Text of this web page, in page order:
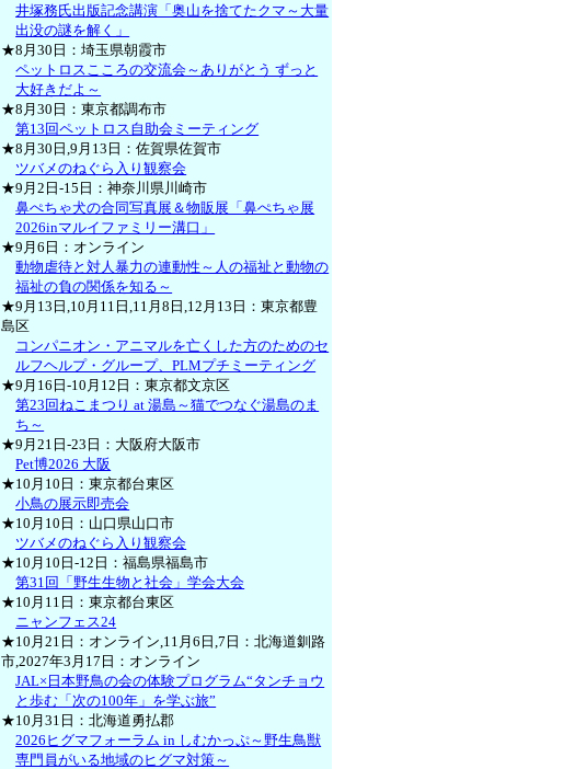
井塚務氏出版記念講演「奥山を捨てたクマ～大量
出没の謎を解く」
★8月30日：埼玉県朝霞市
ペットロスこころの交流会～ありがとう ずっと
大好きだよ～
★8月30日：東京都調布市
第13回ペットロス自助会ミーティング
★8月30日,9月13日：佐賀県佐賀市
ツバメのねぐら入り観察会
★9月2日-15日：神奈川県川崎市
鼻ぺちゃ犬の合同写真展＆物販展「鼻ぺちゃ展
2026inマルイファミリー溝口」
★9月6日：オンライン
動物虐待と対人暴力の連動性～人の福祉と動物の
福祉の負の関係を知る～
★9月13日,10月11日,11月8日,12月13日：東京都豊
島区
コンパニオン・アニマルを亡くした方のためのセ
ルフヘルプ・グループ、PLMプチミーティング
★9月16日-10月12日：東京都文京区
第23回ねこまつり at 湯島～猫でつなぐ湯島のま
ち～
★9月21日-23日：大阪府大阪市
Pet博2026 大阪
★10月10日：東京都台東区
小鳥の展示即売会
★10月10日：山口県山口市
ツバメのねぐら入り観察会
★10月10日-12日：福島県福島市
第31回「野生生物と社会」学会大会
★10月11日：東京都台東区
ニャンフェス24
★10月21日：オンライン,11月6日,7日：北海道釧路
市,2027年3月17日：オンライン
JAL×日本野鳥の会の体験プログラム“タンチョウ
と歩む「次の100年」を学ぶ旅”
★10月31日：北海道勇払郡
2026ヒグマフォーラム in しむかっぷ～野生鳥獣
専門員がいる地域のヒグマ対策～